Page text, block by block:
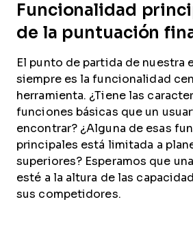
Funcionalidad
de la puntuación
El punto de partida de nuestra
siempre es la funcionalidad
herramienta. ¿Tiene las
funciones básicas que un
encontrar? ¿Alguna de esas
principales está limitada a
superiores? Esperamos que
esté a la altura de las
sus competidores.